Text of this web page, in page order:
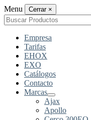
Menu Cerrar ×
Buscar
por:
Empresa
Tarifas
EHOX
EXO
Catálogos
Contacto
Marcas
Ajax
Apollo